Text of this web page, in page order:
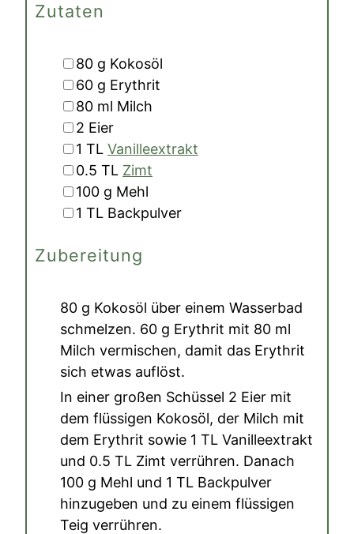
Zutaten
▢
80 g Kokosöl
▢
60 g Erythrit
▢
80 ml Milch
▢
2 Eier
▢
1 TL Vanilleextrakt
▢
0.5 TL Zimt
▢
100 g Mehl
▢
1 TL Backpulver
Zubereitung
80 g Kokosöl über einem Wasserbad
schmelzen. 60 g Erythrit mit 80 ml
Milch vermischen, damit das Erythrit
sich etwas auflöst.
In einer großen Schüssel 2 Eier mit
dem flüssigen Kokosöl, der Milch mit
dem Erythrit sowie 1 TL Vanilleextrakt
und 0.5 TL Zimt verrühren. Danach
100 g Mehl und 1 TL Backpulver
hinzugeben und zu einem flüssigen
Teig verrühren.